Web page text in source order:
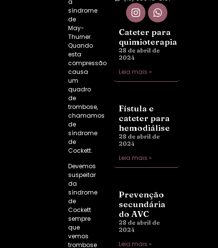
a
síndrome
de
May-
Thurner.
Quando
esta
compressão
causa
um
quadro
de
trombose,
chamamos
de
síndrome
de
Cockett.
Devemos
suspeitar
da
síndrome
de
Cockett
sempre
que
vemos
trombose
Cateter para
quimioterapia
28 de abril de
2024
Leia mais »
Fístula e
cateter para
hemodiálise
28 de abril de
2024
Leia mais »
Prevenção
secundária
do AVC
28 de abril de
2024
Leia mais »